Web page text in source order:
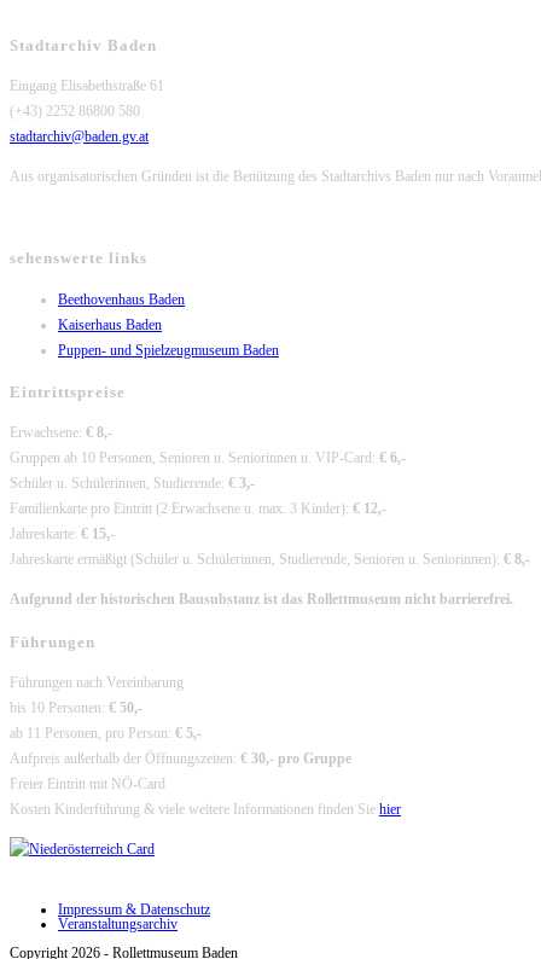
Stadtarchiv Baden
Eingang Elisabethstraße 61
(+43) 2252 86800 580
stadtarchiv@baden.gv.at
Aus organisatorischen Gründen ist die Benützung des Stadtarchivs Baden nur nach
sehenswerte links
Beethovenhaus BadenOpens
a
Kaiserhaus BadenOpens
in
Puppen- und Spielzeugmuseum BadenOpens
Eintrittspreise
Erwachsene: € 8,-
Gruppen ab 10 Personen, Senioren u. Seniorinnen u. VIP-Card: € 6,-
Schüler u. Schülerinnen, Studierende: € 3,-
Familienkarte pro Eintritt (2 Erwachsene u. max. 3 Kinder): € 12,-
Jahreskarte: € 15,-
Jahreskarte ermäßigt (Schüler u. Schülerinnen, Studierende, Senioren u. Seniorinnen): € 8,-
Aufgrund der historischen Bausubstanz ist das Rollettmuseum nicht barrierefrei.
Führungen
Führungen nach Vereinbarung
bis 10 Personen: € 50,-
ab 11 Personen, pro Person: € 5,-
Aufpreis außerhalb der Öffnungszeiten: € 30,- pro Gruppe
Freier Eintritt mit NÖ-Card
Kosten Kinderführung & viele weitere Informationen finden Sie hier
Impressum & Datenschutz
Veranstaltungsarchiv
Copyright 2026 - Rollettmuseum Baden